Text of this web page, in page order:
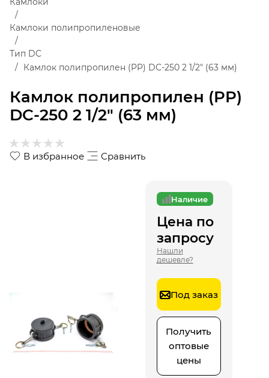
Камлок полипропилен (PP)
DC-250 2 1/2" (63 мм)
Камлоки полипропиленовые
Тип DC
Камлок полипропилен (PP) DC-250 2 1/2" (63 мм)
В избранное Сравнить
Наличие
Цена по
запросу
Нашли
дешевле?
Под заказ
Получить
оптовые
цены